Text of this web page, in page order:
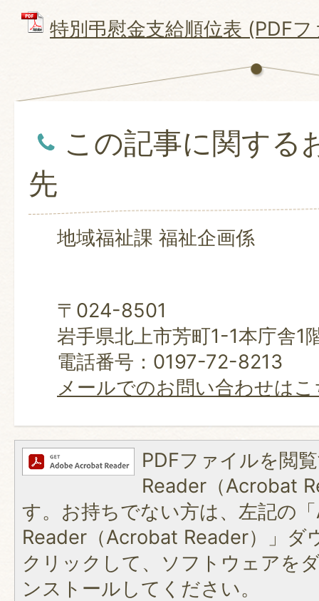
特別弔慰金支給順位表 (PDF
この記事に関する
先
地域福祉課 福祉企画係
〒024-8501
岩手県北上市芳町1-1本庁舎1
電話番号：0197-72-8213
メールでのお問い合わせは
PDFファイルを閲
Reader（Acrobat
す。お持ちでない方は、左記の
Reader（Acrobat Reader）」ダ
クリックして、ソフトウェアを
ンストールしてください。